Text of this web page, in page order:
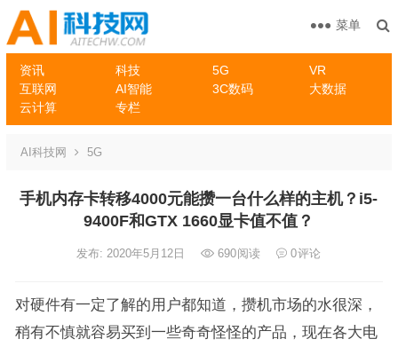
资讯 科技 5G
VR
互联网
AI智能 3C数码
大数据
云计算
专栏
菜单
AI科技网 5G
手机内存卡转移4000元能攒一台什么样的主机？i5-
9400F和GTX 1660显卡值不值？
发布: 2020年5月12日 690阅读 0评论
对硬件有一定了解的用户都知道，攒机市场的水很深，
稍有不慎就容易买到一些奇奇怪怪的产品，现在各大电